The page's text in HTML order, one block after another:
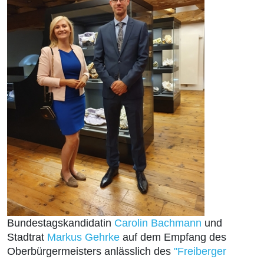
Bundestagskandidatin Carolin Bachmann und
Stadtrat Markus Gehrke auf dem Empfang des
Oberbürgermeisters anlässlich des "Freiberger